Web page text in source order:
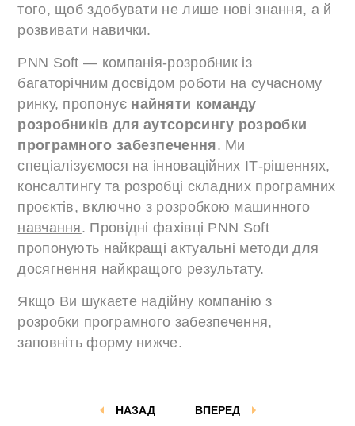
того, щоб здобувати не лише нові знання, а й
розвивати навички.
PNN Soft — компанія-розробник із
багаторічним досвідом роботи на сучасному
ринку, пропонує найняти команду
розробників для аутсорсингу розробки
програмного забезпечення. Ми
спеціалізуємося на інноваційних ІТ-рішеннях,
консалтингу та розробці складних програмних
проєктів, включно з розробкою машинного
навчання. Провідні фахівці PNN Soft
пропонують найкращі актуальні методи для
досягнення найкращого результату.
Якщо Ви шукаєте надійну компанію з
розробки програмного забезпечення,
заповніть форму нижче.
ВПЕРЕД
НАЗАД